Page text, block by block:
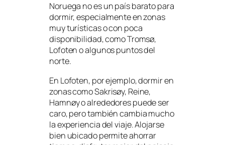
Noruega no es un país barato para
dormir, especialmente en zonas
muy turísticas o con poca
disponibilidad, como Tromsø,
Lofoten o algunos puntos del
norte.
En Lofoten, por ejemplo, dormir en
zonas como Sakrisøy, Reine,
Hamnøy o alrededores puede ser
caro, pero también cambia mucho
la experiencia del viaje. Alojarse
bien ubicado permite ahorrar